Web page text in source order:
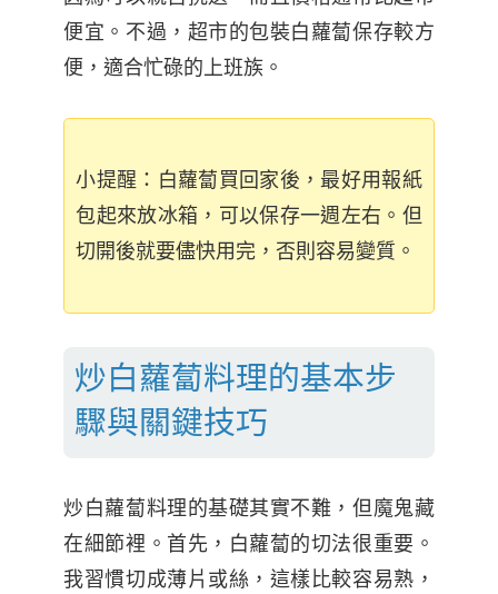
便宜。不過，超市的包裝白蘿蔔保存較方
便，適合忙碌的上班族。
小提醒：白蘿蔔買回家後，最好用報紙
包起來放冰箱，可以保存一週左右。但
切開後就要儘快用完，否則容易變質。
炒白蘿蔔料理的基本步
驟與關鍵技巧
炒白蘿蔔料理的基礎其實不難，但魔鬼藏
在細節裡。首先，白蘿蔔的切法很重要。
我習慣切成薄片或絲，這樣比較容易熟，